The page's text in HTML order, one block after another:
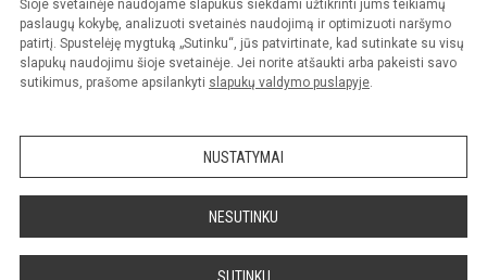
Šioje svetainėje naudojame slapukus siekdami užtikrinti jums teikiamų
paslaugų kokybę, analizuoti svetainės naudojimą ir optimizuoti naršymo
patirtį. Spustelėję mygtuką „Sutinku“, jūs patvirtinate, kad sutinkate su visų
slapukų naudojimu šioje svetainėje. Jei norite atšaukti arba pakeisti savo
sutikimus, prašome apsilankyti slapukų valdymo puslapyje.
NUSTATYMAI
NESUTINKU
SUTINKU
© 2021. Biržų „Saulės“ gimnazija. Visos teisės saugomos.
Kopijuoti turinį be raštiško gimnazijos sutikimo griežtai draudžiama.
Prieinamumo paraiška Slapukų valdymas
Sumanus būdas atnaujinti